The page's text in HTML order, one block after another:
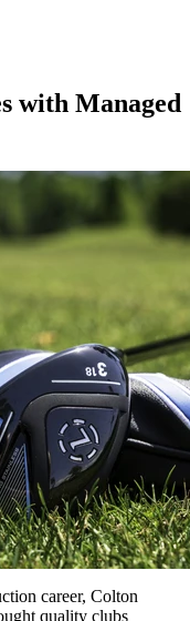
with Managed
career, Colton
quality clubs